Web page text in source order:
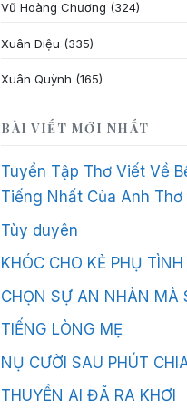
Vũ Hoàng Chương (324)
Xuân Diệu (335)
Xuân Quỳnh (165)
BÀI VIẾT MỚI NHẤT
Tuyển Tập Thơ Viết Về
Tiếng Nhất Của Anh Thơ
Tùy duyên
KHÓC CHO KẺ PHỤ TÌNH
CHỌN SỰ AN NHÀN MÀ
TIẾNG LÒNG MẸ
NỤ CƯỜI SAU PHÚT
THUYỀN AI ĐÃ RA KHƠI